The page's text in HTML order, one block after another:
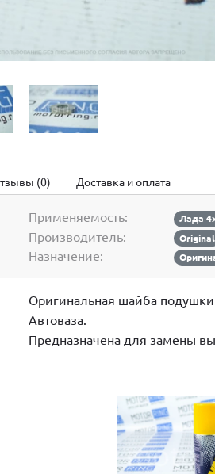
(0) Доставка и оплата
Применяемость: Лада
Производитель: Original
Назначение:
Оригинальная шайба подушки
Автоваза.
Предназначена для замены